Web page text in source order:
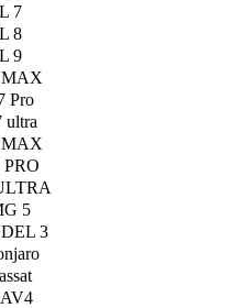
L 7
L 8
L 9
Pro
ultra
5
3